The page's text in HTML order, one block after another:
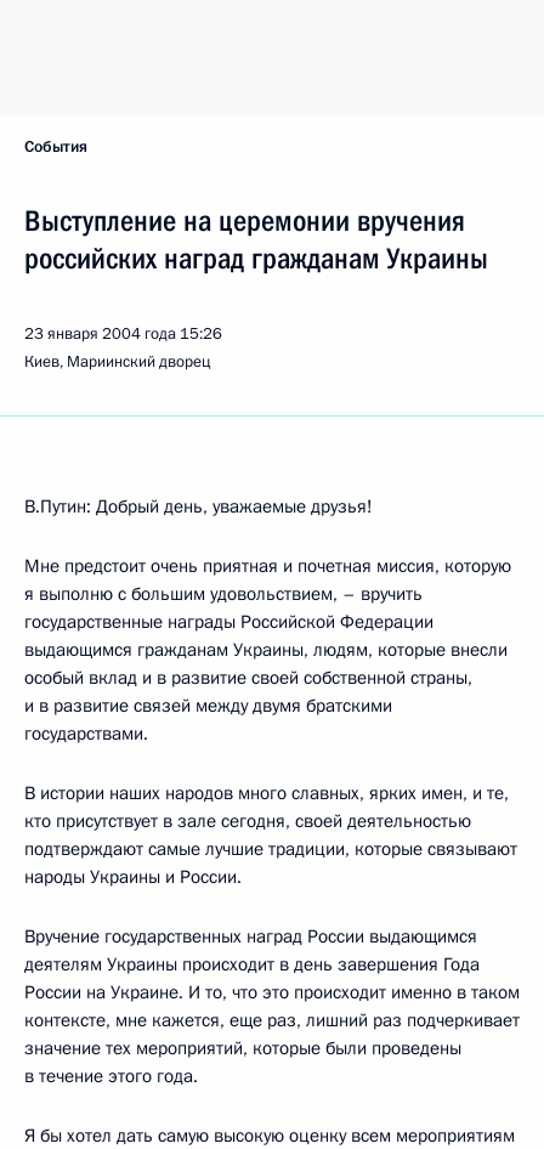
События
Выступление на церемонии вручения
российских наград гражданам Украины
23 января 2004 года 15:26
Киев, Мариинский дворец
В.Путин: Добрый день, уважаемые друзья!
Мне предстоит очень приятная и почетная миссия, которую
я выполню с большим удовольствием, – вручить
государственные награды Российской Федерации
выдающимся гражданам Украины, людям, которые внесли
особый вклад и в развитие своей собственной страны,
и в развитие связей между двумя братскими
государствами.
В истории наших народов много славных, ярких имен, и те,
кто присутствует в зале сегодня, своей деятельностью
подтверждают самые лучшие традиции, которые связывают
народы Украины и России.
Вручение государственных наград России выдающимся
деятелям Украины происходит в день завершения Года
России на Украине. И то, что это происходит именно в таком
контексте, мне кажется, еще раз, лишний раз подчеркивает
значение тех мероприятий, которые были проведены
в течение этого года.
Я бы хотел дать самую высокую оценку всем мероприятиям